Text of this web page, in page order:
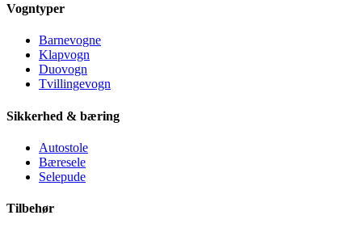
Vogntyper
Barnevogne
Klapvogn
Duovogn
Tvillingevogn
Sikkerhed & bæring
Autostole
Bæresele
Selepude
Tilbehør